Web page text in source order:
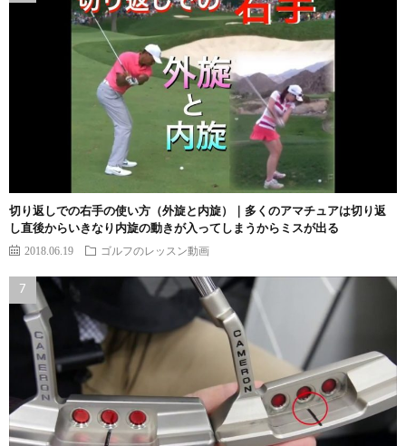
切り返しでの右手の使い方（外旋と内旋）｜多くのアマチュアは切り返
し直後からいきなり内旋の動きが入ってしまうからミスが出る
2018.06.19 ゴルフのレッスン動画